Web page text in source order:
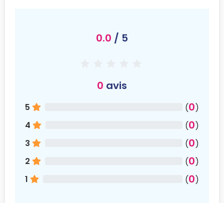
0.0 / 5
0 avis
5 (0)
4
(0)
3
(0)
2
(0)
1
(0)